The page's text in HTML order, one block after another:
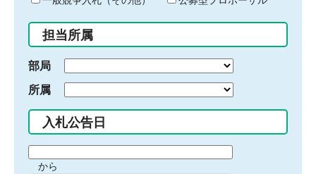
入
力
担当所属
部局
所属
入札公告日
間から